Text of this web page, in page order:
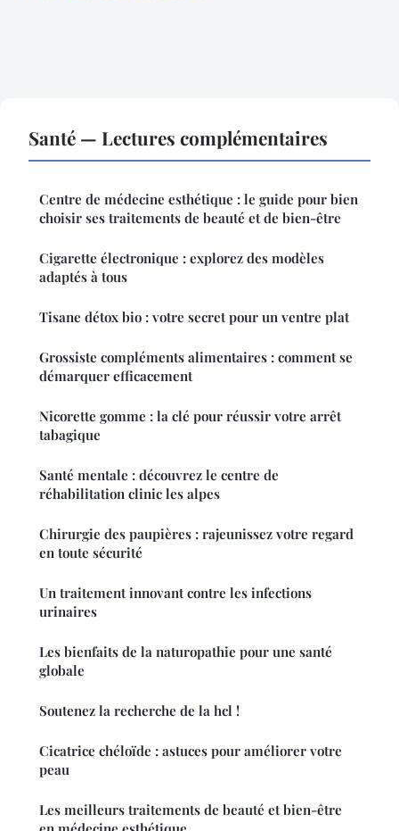
Santé — Lectures complémentaires
Centre de médecine esthétique : le guide pour bien
choisir ses traitements de beauté et de bien-être
Cigarette électronique : explorez des modèles
adaptés à tous
Tisane détox bio : votre secret pour un ventre plat
Grossiste compléments alimentaires : comment se
démarquer efficacement
Nicorette gomme : la clé pour réussir votre arrêt
tabagique
Santé mentale : découvrez le centre de
réhabilitation clinic les alpes
Chirurgie des paupières : rajeunissez votre regard
en toute sécurité
Un traitement innovant contre les infections
urinaires
Les bienfaits de la naturopathie pour une santé
globale
Soutenez la recherche de la hcl !
Cicatrice chéloïde : astuces pour améliorer votre
peau
Les meilleurs traitements de beauté et bien-être